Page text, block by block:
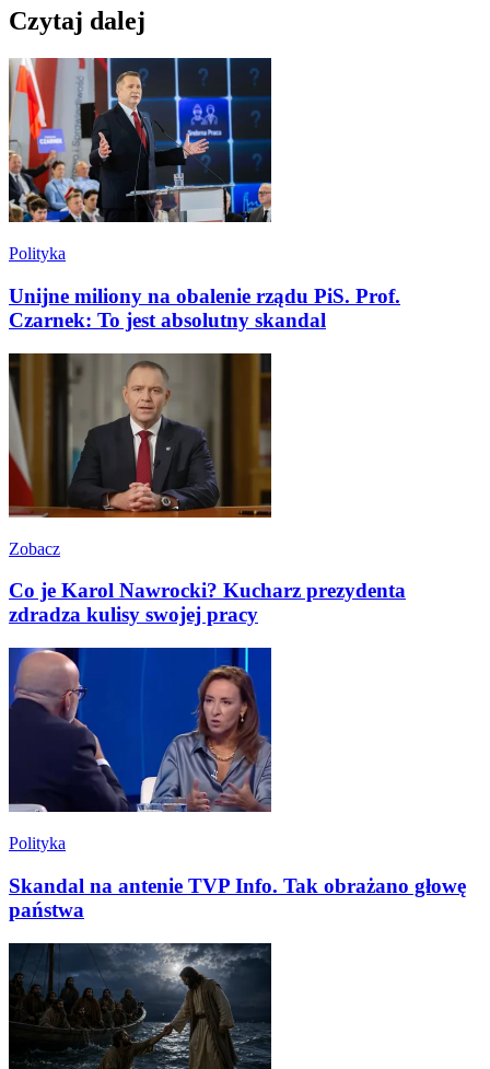
Czytaj dalej
Polityka
Unijne miliony na obalenie rządu PiS. Prof.
Czarnek: To jest absolutny skandal
Zobacz
Co je Karol Nawrocki? Kucharz prezydenta
zdradza kulisy swojej pracy
Polityka
Skandal na antenie TVP Info. Tak obrażano głowę
państwa